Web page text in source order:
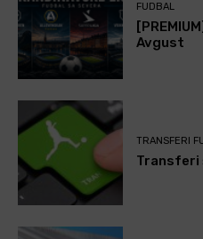
FUDBAL
Avgust
TRANSFERI
Transferi